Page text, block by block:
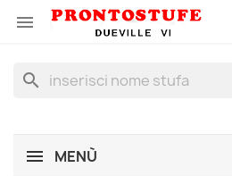

search
MENÙ